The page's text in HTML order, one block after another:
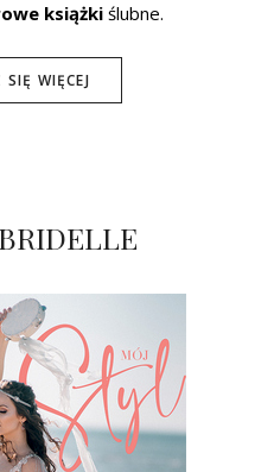
książki ślubne.
WIĘCEJ